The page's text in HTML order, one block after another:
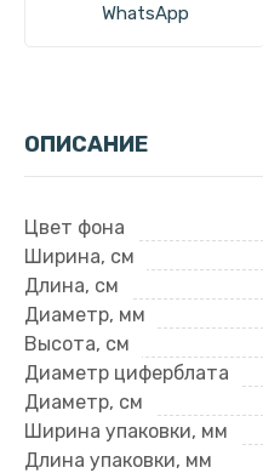
WhatsApp
ОПИСАНИЕ
Цвет фона
Ширина, см
Длина, см
Диаметр, мм
Высота, см
Диаметр циферблата
Диаметр, см
Ширина упаковки, мм
Длина упаковки, мм